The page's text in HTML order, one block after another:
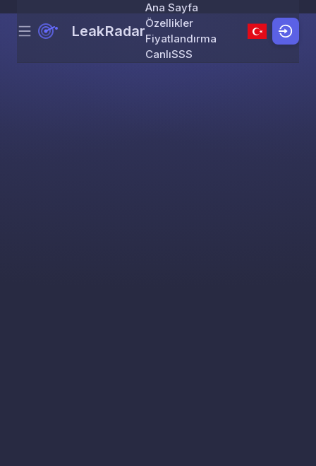
Skip to content
Menu LeakRadar
Ana Sayfa
Özellikler
Fiyatlandırma
CanlıSSS